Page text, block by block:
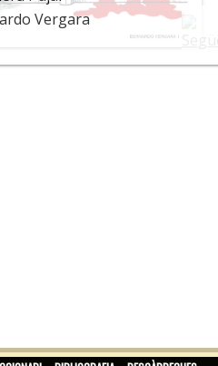
Vergara